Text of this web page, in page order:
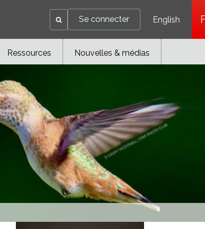
Se connecter English
Ressources Nouvelles & médias